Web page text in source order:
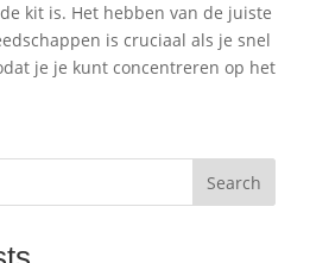
kit is. Het hebben van de juiste
is cruciaal als je snel
je je kunt concentreren op het
Search